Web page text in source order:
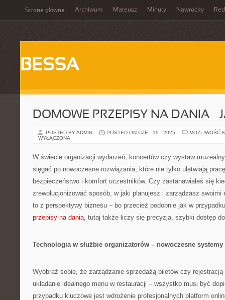
Strona główna Archiwum Mateusz Minuty Nawrocky
BESSA
DOMOWE PRZEPISY NA DANIA –
POSTED BY ADMIN POSTED ON CZE - 19 - 2025
MOŻLIWOŚĆ
WYŁĄCZONA
W świecie organizacji wydarzeń, koncertów czy wystaw
sięgać po nowoczesne rozwiązania, które nie tylko ułatwiają
bezpieczeństwo i komfort uczestników. Czy zastanawiałeś się
zrewolucjonizować sposób, w jaki planujesz i zarządzasz swoimi
to z perspektywy biznesu – bo przecież podobnie jak w
przepisy na dania, tutaj także liczy się precyzja, szybki dostęp
Technologia w służbie organizatorów – nowoczesne
Wyobraź sobie, że zarządzanie sprzedażą biletów czy
układanie idealnego menu w restauracji – wszystko musi być
przypadku kluczowe jest wdrożenie profesjonalnych platform